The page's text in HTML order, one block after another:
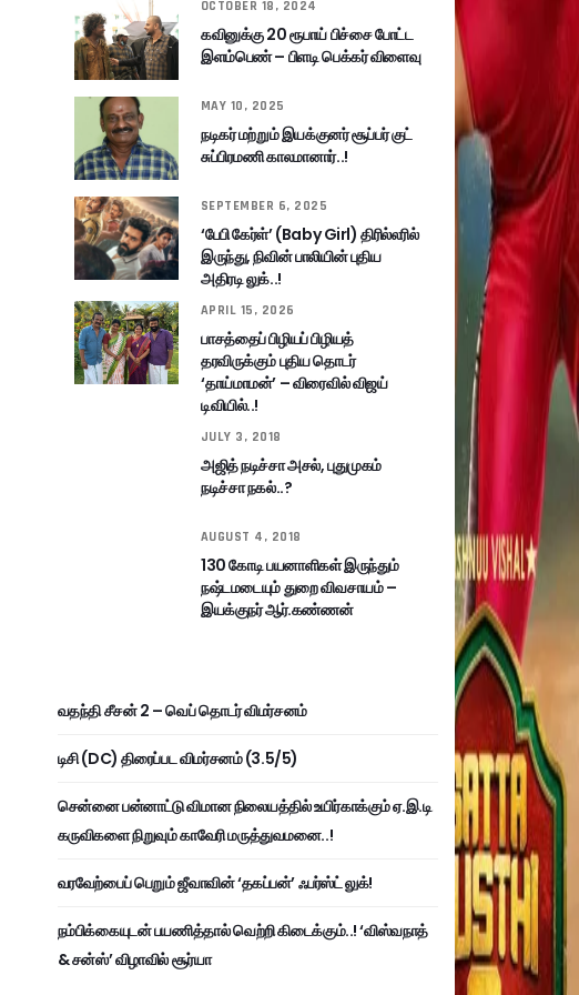
OCTOBER 18, 2024
கவினுக்கு 20 ரூபாய் பிச்சை போட்ட
இளம்பெண் – பிளடி பெக்கர் விளைவு
MAY 10, 2025
நடிகர் மற்றும் இயக்குனர் சூப்பர் குட்
சுப்பிரமணி காலமானார்..!
SEPTEMBER 6, 2025
‘பேபி கேர்ள்’ (Baby Girl) திரில்லரில்
இருந்து, நிவின் பாலியின் புதிய
அதிரடி லுக்..!
APRIL 15, 2026
பாசத்தைப் பிழியப் பிழியத்
தரவிருக்கும் புதிய தொடர்
‘தாய்மாமன்’ – விரைவில் விஜய்
டிவியில்..!
JULY 3, 2018
அஜித் நடிச்சா அசல், புதுமுகம்
நடிச்சா நகல்..?
AUGUST 4, 2018
130 கோடி பயனாளிகள் இருந்தும்
நஷ்டமடையும் துறை விவசாயம் –
இயக்குநர் ஆர்.கண்ணன்
வதந்தி சீசன் 2 – வெப் தொடர் விமர்சனம்
டிசி (DC) திரைப்பட விமர்சனம் (3.5/5)
சென்னை பன்னாட்டு விமான நிலையத்தில் உயிர்காக்கும் ஏ.இ.டி
கருவிகளை நிறுவும் காவேரி மருத்துவமனை..!
வரவேற்பைப் பெறும் ஜீவாவின் ‘தகப்பன்’ ஃபர்ஸ்ட் லுக்!
நம்பிக்கையுடன் பயணித்தால் வெற்றி கிடைக்கும்..! ‘விஸ்வநாத்
& சன்ஸ்’ விழாவில் சூர்யா